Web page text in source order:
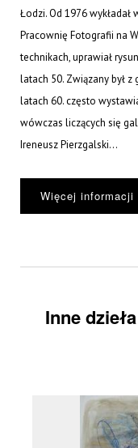
Łodzi. Od 1976 wykładał
Pracownię Fotografii na
technikach, uprawiał
latach 50. Związany był z
latach 60. często
wówczas liczących się
Ireneusz Pierzgalski...
Więcej informacji
Inne